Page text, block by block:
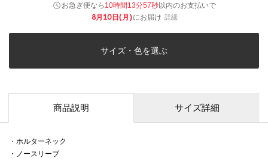
お急ぎ便なら 10時間13分57秒以内のお支払いで
8月10日(月)にお届け 詳細
サイズ・色を選ぶ
商品説明 サイズ詳細
・ホルターネック
・ノースリーブ